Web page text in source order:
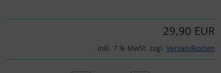
29,90 EUR
inkl. 7 % MwSt. zzgl. Versandkosten